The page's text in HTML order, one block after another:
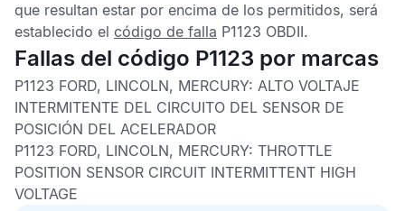
que resultan estar por encima de los permitidos, será
establecido el código de falla P1123 OBDII.
Fallas del código P1123 por marcas
P1123 FORD, LINCOLN, MERCURY: ALTO VOLTAJE
INTERMITENTE DEL CIRCUITO DEL SENSOR DE
POSICIÓN DEL ACELERADOR
P1123 FORD, LINCOLN, MERCURY: THROTTLE
POSITION SENSOR CIRCUIT INTERMITTENT HIGH
VOLTAGE